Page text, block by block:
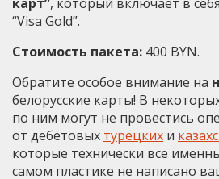
“Visa Gold”.
Стоимость пакета: 400 BYN.
Обратите особое внимание на
белорусские карты! В
по ним могут не провестись
от дебетовых турецких и
которые технически все
самом пластике не написано